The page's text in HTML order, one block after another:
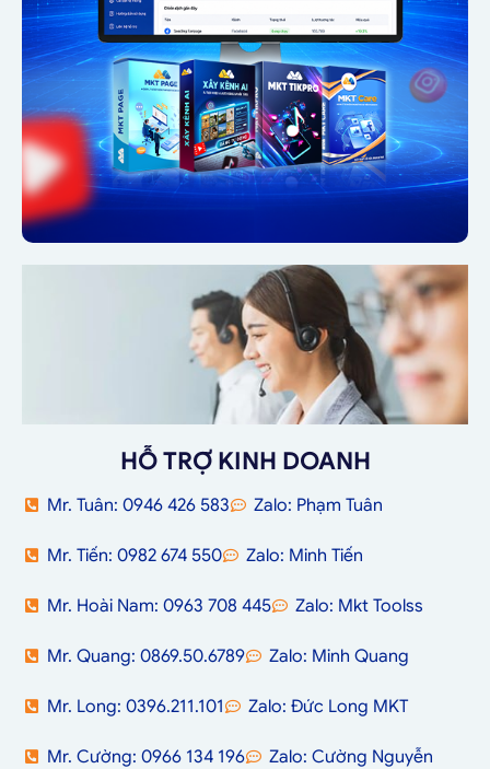
HỖ TRỢ KINH DOANH
Mr. Tuân: 0946 426 583 Zalo: Phạm Tuân
Mr. Tiến: 0982 674 550 Zalo: Minh Tiến
Mr. Hoài Nam: 0963 708 445 Zalo: Mkt Toolss
Mr. Quang: 0869.50.6789 Zalo: Minh Quang
Mr. Long: 0396.211.101 Zalo: Đức Long MKT
Mr. Cường: 0966 134 196 Zalo: Cường Nguyễn